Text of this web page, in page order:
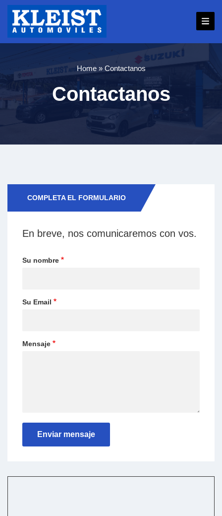
Pasar
contenido
principal
Contactanos
Sobrescribir
enlaces
de
ayuda
a
navegación
Home Contactanos
COMPLETA EL FORMULARIO
En breve, nos comunicaremos con vos.
Su nombre
Su Email
Mensaje